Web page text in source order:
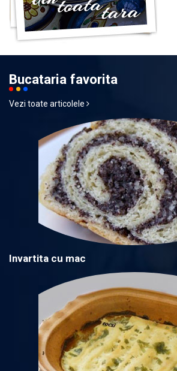
Bucataria favorita
Vezi toate articolele
Invartita cu mac